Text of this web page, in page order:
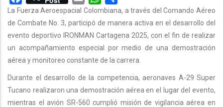
La Fuerza Aeroespacial Colombiana, a través del Comando Aéreo
de Combate No. 3, participó de manera activa en el desarrollo del
evento deportivo IRONMAN Cartagena 2025, con el fin de realizar
un acompañamiento especial por medio de una demostración
aérea y monitoreo constante de la carrera.
Durante el desarrollo de la competencia, aeronaves A-29 Super
Tucano realizaron una demostración aérea en el lugar del evento,
mientras el avión SR-560 cumplió misión de vigilancia aérea en